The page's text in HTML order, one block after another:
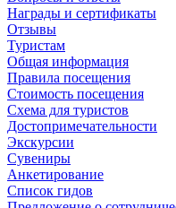
Награды и сертификаты
Отзывы
Туристам
Общая информация
Правила посещения
Стоимость посещения
Схема для туристов
Достопримечательности
Экскурсии
Сувениры
Анкетирование
Список гидов